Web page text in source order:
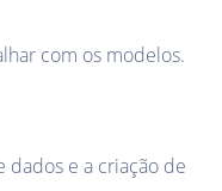
com os modelos.
dados e a criação de